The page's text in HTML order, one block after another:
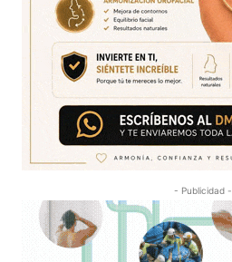
- Publicidad -